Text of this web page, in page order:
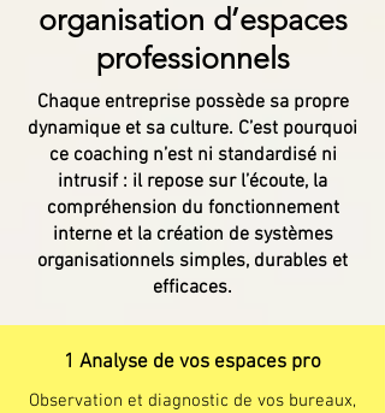
organisation d’espaces
professionnels
Chaque entreprise possède sa propre
dynamique et sa culture. C’est pourquoi
ce coaching n’est ni standardisé ni
intrusif : il repose sur l’écoute, la
compréhension du fonctionnement
interne et la création de systèmes
organisationnels simples, durables et
efficaces.
1 Analyse de vos espaces pro
Observation et diagnostic de vos bureaux,